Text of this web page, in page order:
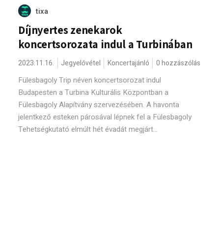
tixa
Díjnyertes zenekarok
koncertsorozata indul a Turbinában
2023.11.16. Jegyelővétel Koncertajánló 0 hozzászólás
Fülesbagoly Trip néven koncertsorozat indul
Budapesten a Turbina Kulturális Központban a
Fülesbagoly Alapítvány szervezésében. A havonta
jelentkező esteken párosával lépnek fel a Fülesbagoly
Tehetségkutató elmúlt hét évadát megjárt...